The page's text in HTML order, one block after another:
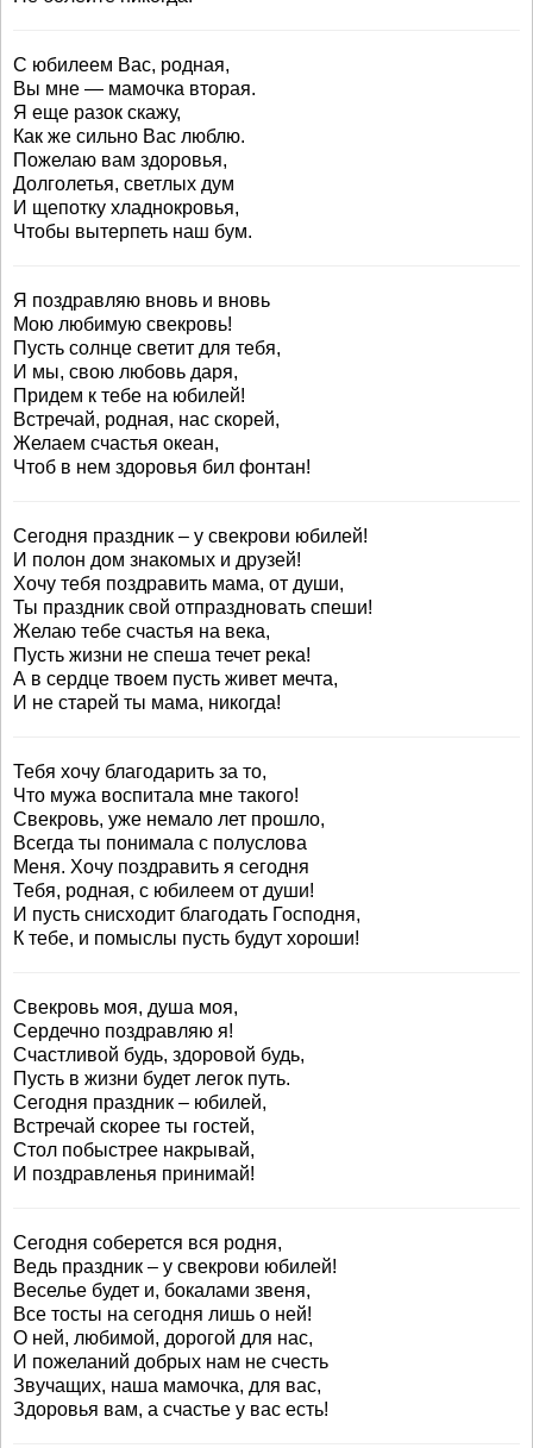
С юбилеем Вас, родная,
Вы мне — мамочка вторая.
Я еще разок скажу,
Как же сильно Вас люблю.
Пожелаю вам здоровья,
Долголетья, светлых дум
И щепотку хладнокровья,
Чтобы вытерпеть наш бум.
Я поздравляю вновь и вновь
Мою любимую свекровь!
Пусть солнце светит для тебя,
И мы, свою любовь даря,
Придем к тебе на юбилей!
Встречай, родная, нас скорей,
Желаем счастья океан,
Чтоб в нем здоровья бил фонтан!
Сегодня праздник – у свекрови юбилей!
И полон дом знакомых и друзей!
Хочу тебя поздравить мама, от души,
Ты праздник свой отпраздновать спеши!
Желаю тебе счастья на века,
Пусть жизни не спеша течет река!
А в сердце твоем пусть живет мечта,
И не старей ты мама, никогда!
Тебя хочу благодарить за то,
Что мужа воспитала мне такого!
Свекровь, уже немало лет прошло,
Всегда ты понимала с полуслова
Меня. Хочу поздравить я сегодня
Тебя, родная, с юбилеем от души!
И пусть снисходит благодать Господня,
К тебе, и помыслы пусть будут хороши!
Свекровь моя, душа моя,
Сердечно поздравляю я!
Счастливой будь, здоровой будь,
Пусть в жизни будет легок путь.
Сегодня праздник – юбилей,
Встречай скорее ты гостей,
Стол побыстрее накрывай,
И поздравленья принимай!
Сегодня соберется вся родня,
Ведь праздник – у свекрови юбилей!
Веселье будет и, бокалами звеня,
Все тосты на сегодня лишь о ней!
О ней, любимой, дорогой для нас,
И пожеланий добрых нам не счесть
Звучащих, наша мамочка, для вас,
Здоровья вам, а счастье у вас есть!